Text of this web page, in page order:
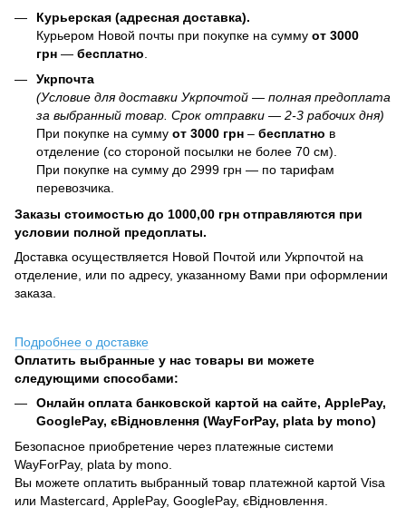
Курьерская (адресная доставка).
Курьером Новой почты при покупке на сумму от 3000
грн — бесплатно
Укрпочта
(Условие для доставки Укрпочтой — полная предоплата
за выбранный товар. Срок отправки — 2-3 рабочих дня)
При покупке на сумму от 3000 грн – бесплатно в
отделение (со стороной посылки не более 70 см).
При покупке на сумму до 2999 грн — по тарифам
перевозчика.
Заказы стоимостью до 1000,00 грн отправляются при
условии полной предоплаты.
Доставка осуществляется Новой Почтой или Укрпочтой на
отделение, или по адресу, указанному Вами при оформлении
заказа.
Подробнее о доставке
Оплатить выбранные у нас товары ви можете
следующими способами:
Онлайн оплата банковской картой на сайте, ApplePay,
GooglePay, єВідновлення (WayForPay, plata by mono)
Безопасное приобретение через платежные системи
WayForPay, plata by mono.
Вы можете оплатить выбранный товар платежной картой Visa
или Mastercard, ApplePay, GooglePay, єВідновлення.